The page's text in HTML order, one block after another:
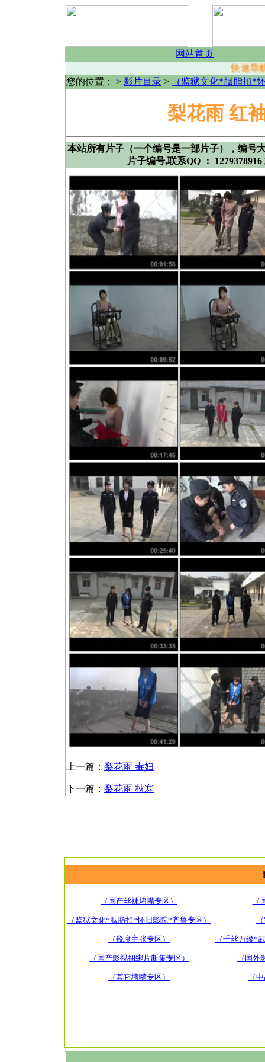
|
网站首页
快速导
您的位置：
> 影片目录 > （监狱文化*胭脂扣*
梨花雨 红
本站所有片子（一个编号是一部片子），编号
片子编号,联系QQ ：
上一篇： 梨花雨 毒妇
下一篇： 梨花雨 秋寒
（国产丝袜堵嘴专区）
（监狱文化*胭脂扣*怀旧影院*齐鲁专区）
（锐度主张专区） （千丝万缕*
（国产影视捆绑片断集专区） （国
（其它堵嘴专区） （